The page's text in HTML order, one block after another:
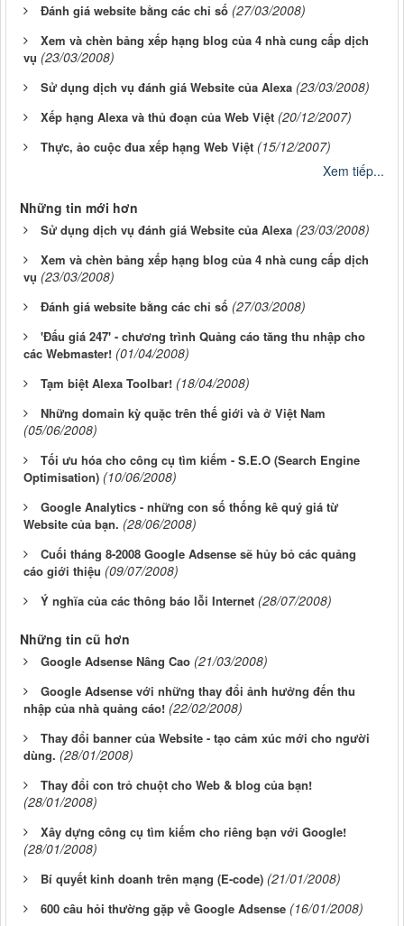
Đánh giá website bằng các chỉ số (27/03/2008)
Xem và chèn bảng xếp hạng blog của 4 nhà cung cấp dịch
vụ (23/03/2008)
Sử dụng dịch vụ đánh giá Website của Alexa (23/03/2008)
Xếp hạng Alexa và thủ đoạn của Web Việt (20/12/2007)
Thực, ảo cuộc đua xếp hạng Web Việt (15/12/2007)
Xem tiếp...
Những tin mới hơn
Sử dụng dịch vụ đánh giá Website của Alexa (23/03/2008)
Xem và chèn bảng xếp hạng blog của 4 nhà cung cấp dịch
vụ (23/03/2008)
Đánh giá website bằng các chỉ số (27/03/2008)
'Đấu giá 247' - chương trình Quảng cáo tăng thu nhập cho
các Webmaster! (01/04/2008)
Tạm biệt Alexa Toolbar! (18/04/2008)
Những domain kỳ quặc trên thế giới và ở Việt Nam
(05/06/2008)
Tối ưu hóa cho công cụ tìm kiếm - S.E.O (Search Engine
Optimisation) (10/06/2008)
Google Analytics - những con số thống kê quý giá từ
Website của bạn. (28/06/2008)
Cuối tháng 8-2008 Google Adsense sẽ hủy bỏ các quảng
cáo giới thiệu (09/07/2008)
Ý nghĩa của các thông báo lỗi Internet (28/07/2008)
Những tin cũ hơn
Google Adsense Nâng Cao (21/03/2008)
Google Adsense với những thay đổi ảnh hưởng đến thu
nhập của nhà quảng cáo! (22/02/2008)
Thay đổi banner của Website - tạo cảm xúc mới cho người
dùng. (28/01/2008)
Thay đổi con trỏ chuột cho Web & blog của bạn!
(28/01/2008)
Xây dựng công cụ tìm kiếm cho riêng bạn với Google!
(28/01/2008)
Bí quyết kinh doanh trên mạng (E-code) (21/01/2008)
600 câu hỏi thường gặp về Google Adsense (16/01/2008)